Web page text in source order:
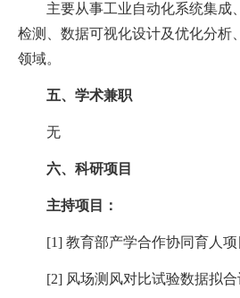
主要从事工业自动化系统集成
检测、数据可视化设计及优化分析
领域。
五、学术兼职
无
六、科研项目
主持项目：
[1] 教育部产学合作协同育人项
[2] 风场测风对比试验数据拟